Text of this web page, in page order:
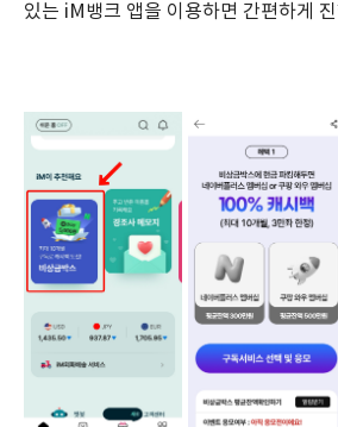
있는 iM뱅크 앱을 이용하면 간편하게